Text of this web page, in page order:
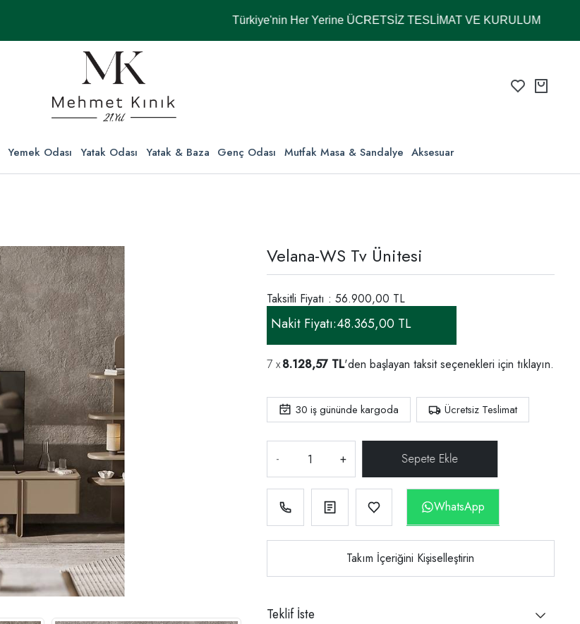
Türkiye'nin Her Yerine ÜCRETSİZ TESLİMAT VE KURULUM
Yemek Odası Yatak Odası Yatak & Baza Genç Odası Mutfak Masa & Sandalye Aksesuar
Velana-WS Tv Ünitesi
Taksitli Fiyatı : 56.900,00 TL
Nakit Fiyatı:48.365,00 TL
8.128,57 TL'den başlayan taksit seçenekleri için tıklayın.
30 iş gününde kargoda Ücretsiz Teslimat
- +
WhatsApp
Takım İçeriğini Kişiselleştirin
Teklif İste